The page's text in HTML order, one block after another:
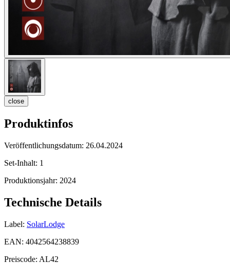
close
Produktinfos
Veröffentlichungsdatum: 26.04.2024
Set-Inhalt: 1
Produktionsjahr: 2024
Technische Details
Label: SolarLodge
EAN: 4042564238839
Preiscode: AL42